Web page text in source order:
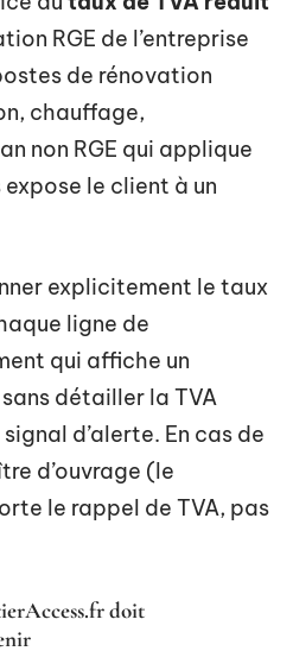
RGE de l’entreprise
de rénovation
chauffage,
non RGE qui applique
le client à un
explicitement le taux
ligne de
qui affiche un
détailler la TVA
d’alerte. En cas de
d’ouvrage (le
le rappel de TVA, pas
doit